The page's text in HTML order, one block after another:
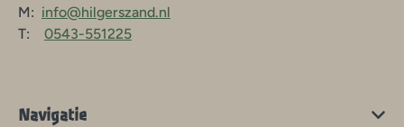
M: info@hilgerszand.nl
T: 0543-551225
Navigatie